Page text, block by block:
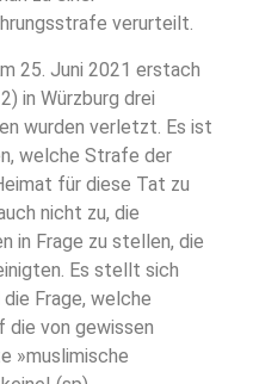
verurteilt.
25. Juni 2021 erstach
in Würzburg drei
wurden verletzt. Es ist
welche Strafe der
für diese Tat zu
nicht zu, die
in Frage zu stellen, die
Es stellt sich
Frage, welche
die von gewissen
»muslimische